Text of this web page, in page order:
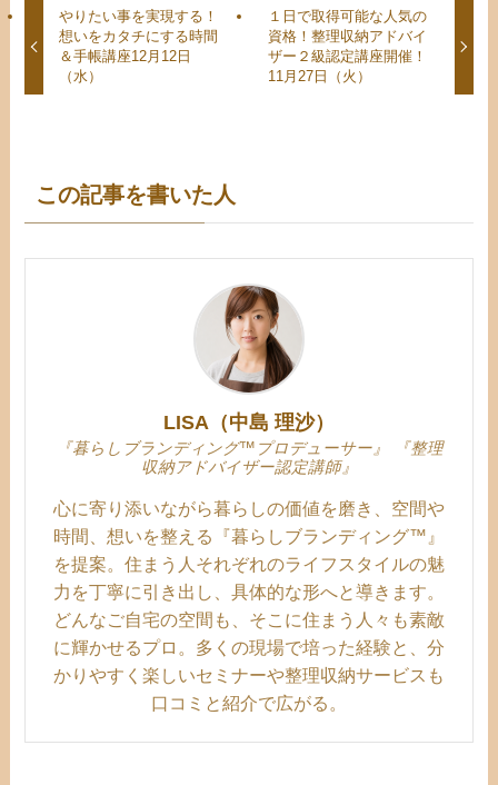
やりたい事を実現する！
想いをカタチにする時間
＆手帳講座12月12日
（水）
１日で取得可能な人気の
資格！整理収納アドバイ
ザー２級認定講座開催！
11月27日（火）
この記事を書いた人
LISA（中島 理沙）
『暮らしブランディング™プロデューサー』 『整理
収納アドバイザー認定講師』
心に寄り添いながら暮らしの価値を磨き、空間や
時間、想いを整える『暮らしブランディング™』
を提案。住まう人それぞれのライフスタイルの魅
力を丁寧に引き出し、具体的な形へと導きます。
どんなご自宅の空間も、そこに住まう人々も素敵
に輝かせるプロ。多くの現場で培った経験と、分
かりやすく楽しいセミナーや整理収納サービスも
口コミと紹介で広がる。